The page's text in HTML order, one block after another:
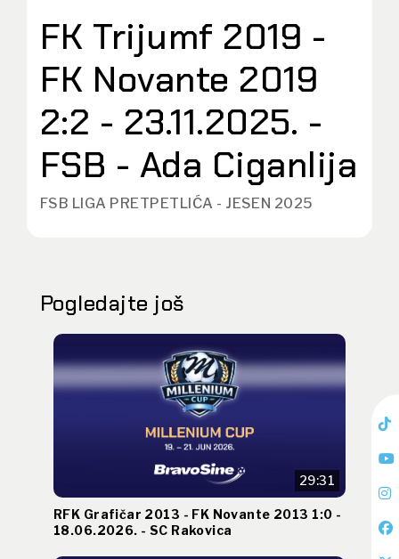
FK Trijumf 2019 -
FK Novante 2019
2:2 - 23.11.2025. -
FSB - Ada Ciganlija
FSB LIGA PRETPETLIĆA - JESEN 2025
Pogledajte još
29:31
RFK Grafičar 2013 - FK Novante 2013 1:0 -
18.06.2026. - SC Rakovica